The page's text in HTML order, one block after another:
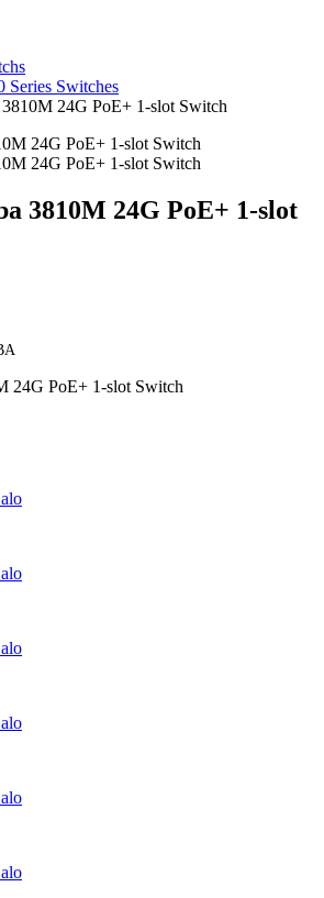
Series Switches
24G PoE+ 1-slot Switch
3810M 24G PoE+ 1-slot
24G PoE+ 1-slot Switch